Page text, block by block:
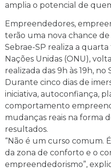
amplia o potencial de
Empreendedores,
terão uma nova chance de
Sebrae-SP realiza a
Nações Unidas (ONU),
realizada das 9h às 19h, no
Durante cinco dias de
iniciativa, autoconfiança,
comportamento
mudanças reais na forma
resultados.
“Não é um curso comum.
da zona de conforto e o
empreendedorismo”,